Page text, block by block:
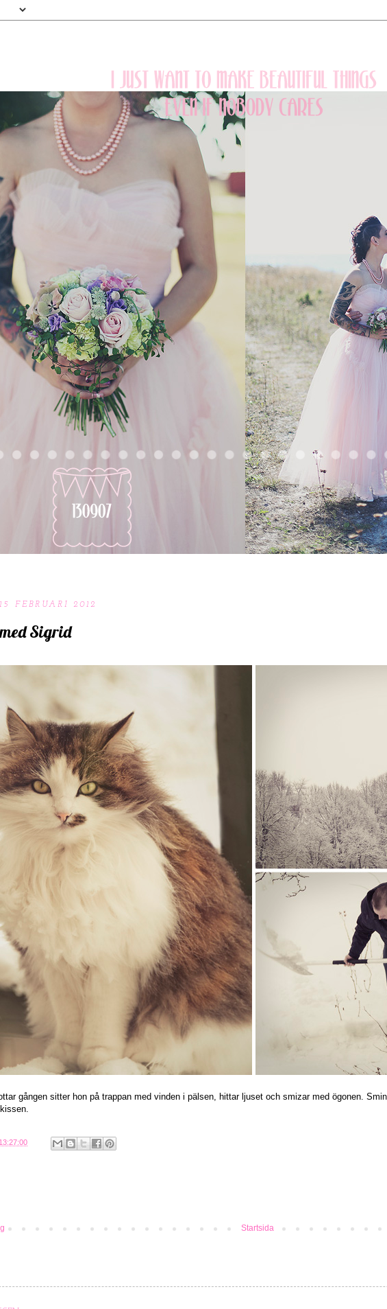
FEBRUARI 2012
Sigrid
gången sitter hon på trappan med vinden i pälsen, hittar ljuset och smizar med ögonen.
13:27:00
Startsida